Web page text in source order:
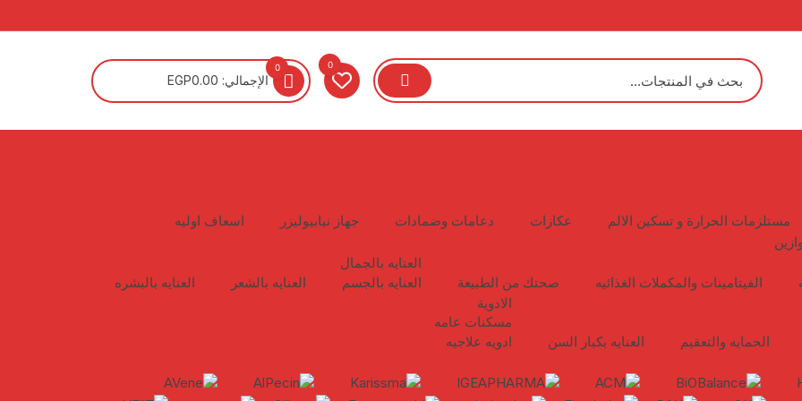
0
0
الإجمالي: EGP0.00
مستلزمات الحرارة و تسكين الالم عكازات دعامات وضمادات جهاز نيابيوليزر
اسعاف اوليه
الفيتامينات والمكملات الغذائيه صحتك من الطبيعة
العنايه بالجمال
العنايه بالجسم
العنايه بالشعر العنايه بالبشره
الحمايه والتعقيم العنايه بكبار السن
الادوية
مسكنات عامه
ادويه علاجيه